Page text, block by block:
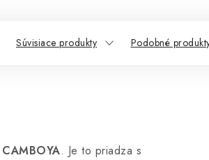
Súvisiace produkty Podobné
CAMBOYA. Je to priadza s